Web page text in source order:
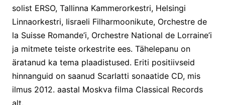
solist ERSO, Tallinna Kammerorkestri, Helsingi
Linnaorkestri, Iisraeli Filharmoonikute, Orchestre de
la Suisse Romande’i, Orchestre National de Lorraine’i
ja mitmete teiste orkestrite ees. Tähelepanu on
äratanud ka tema plaadistused. Eriti positiivseid
hinnanguid on saanud Scarlatti sonaatide CD, mis
ilmus 2012. aastal Moskva filma Classical Records
alt.